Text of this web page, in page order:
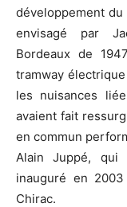
développement du
envisagé par
Bordeaux de
tramway
les nuisances
avaient fait
en commun
Alain Juppé, qui
inauguré en
Chirac.